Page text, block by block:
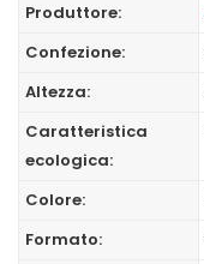
Produttore:
Confezione:
Altezza:
Caratteristica
ecologica:
Colore:
Formato: